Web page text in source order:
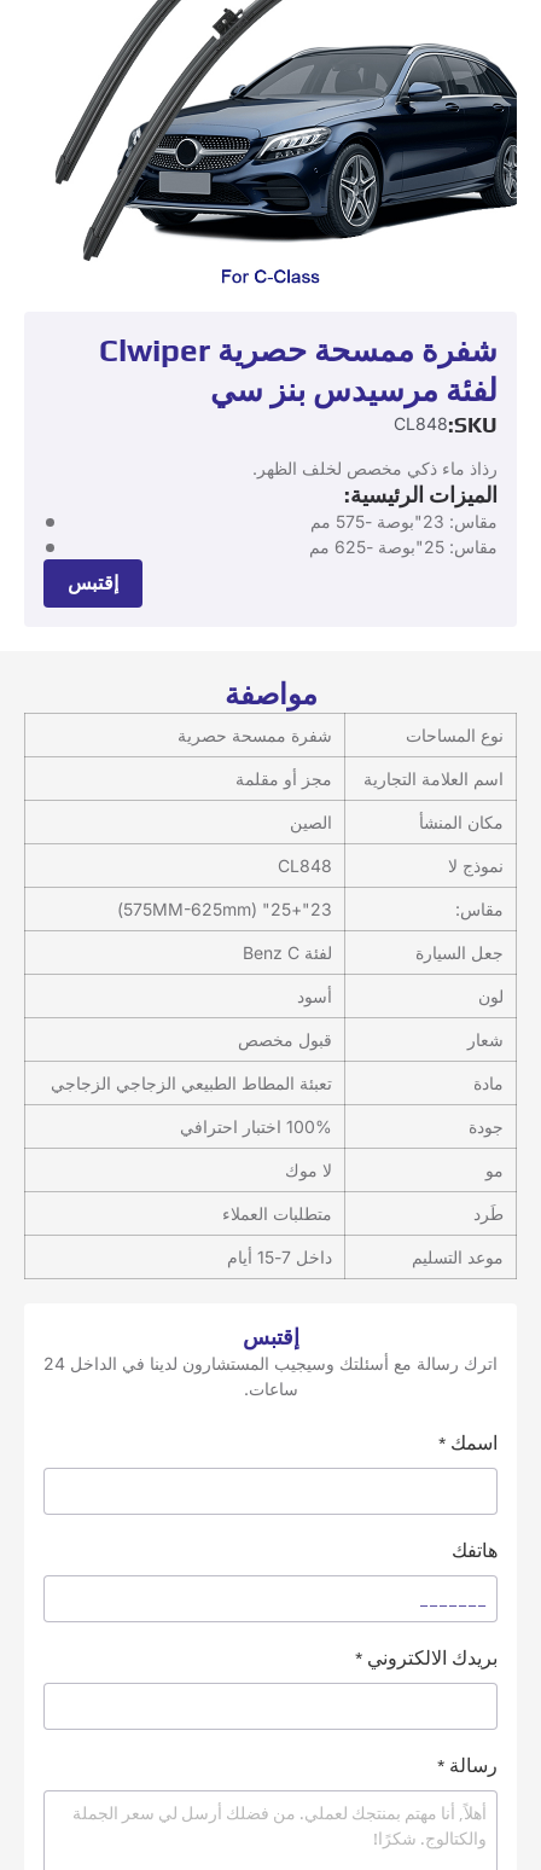
شفرة ممسحة حصرية Clwiper
لفئة مرسيدس بنز سي
SKU:
CL848
رذاذ ماء ذكي مخصص لخلف الظهر.
الميزات الرئيسية:
مقاس: 23"بوصة -575 مم
مقاس: 25"بوصة -625 مم
إقتبس
مواصفة
نوع المساحات شفرة ممسحة حصرية
اسم العلامة التجارية مجز أو مقلمة
مكان المنشأ الصين
نموذج لا CL848
مقاس: 23"+25" (575MM-625mm)
جعل السيارة لفئة Benz C
لون أسود
شعار قبول مخصص
مادة تعبئة المطاط الطبيعي الزجاجي الزجاجي
جودة 100% اختبار احترافي
مو لا موك
طَرد متطلبات العملاء
موعد التسليم داخل 7-15 أيام
إقتبس
اترك رسالة مع أسئلتك وسيجيب المستشارون لدينا في الداخل 24
ساعات.
اسمك *
هاتفك
بريدك الالكتروني *
رسالة *